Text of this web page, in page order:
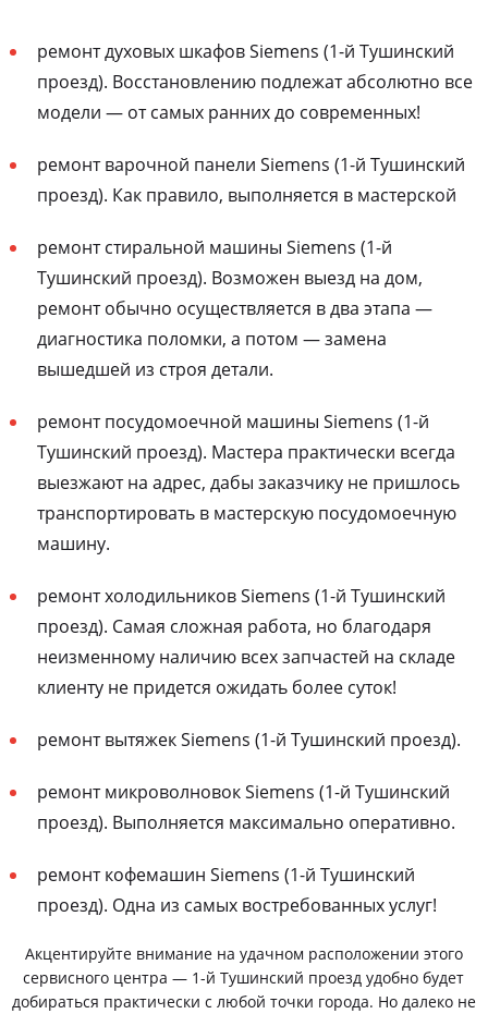
ремонт духовых шкафов Siemens (1-й Тушинский
проезд). Восстановлению подлежат абсолютно все
модели — от самых ранних до современных!
ремонт варочной панели Siemens (1-й Тушинский
проезд). Как правило, выполняется в мастерской
ремонт стиральной машины Siemens (1-й
Тушинский проезд). Возможен выезд на дом,
ремонт обычно осуществляется в два этапа —
диагностика поломки, а потом — замена
вышедшей из строя детали.
ремонт посудомоечной машины Siemens (1-й
Тушинский проезд). Мастера практически всегда
выезжают на адрес, дабы заказчику не пришлось
транспортировать в мастерскую посудомоечную
машину.
ремонт холодильников Siemens (1-й Тушинский
проезд). Самая сложная работа, но благодаря
неизменному наличию всех запчастей на складе
клиенту не придется ожидать более суток!
ремонт вытяжек Siemens (1-й Тушинский проезд).
ремонт микроволновок Siemens (1-й Тушинский
проезд). Выполняется максимально оперативно.
ремонт кофемашин Siemens (1-й Тушинский
проезд). Одна из самых востребованных услуг!
Акцентируйте внимание на удачном расположении этого
сервисного центра — 1-й Тушинский проезд удобно будет
добираться практически с любой точки города. Но далеко не